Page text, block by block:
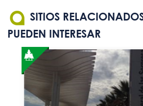
SITIOS
PUEDEN INTERESAR